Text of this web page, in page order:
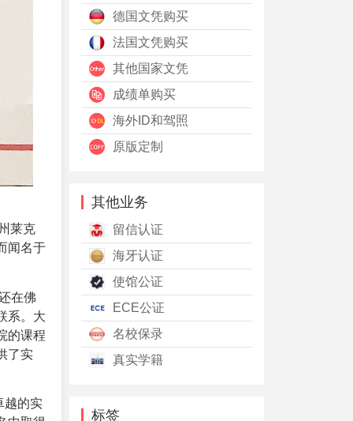
莱克
闻名于
在佛
。 大
的课程
了实
越的实
德国文凭购买
法国文凭购买
其他国家文凭
成绩单购买
海外ID和驾照
原版定制
其他业务
留信认证
海牙认证
使馆公证
ECE公证
名校保录
真实学籍
标签